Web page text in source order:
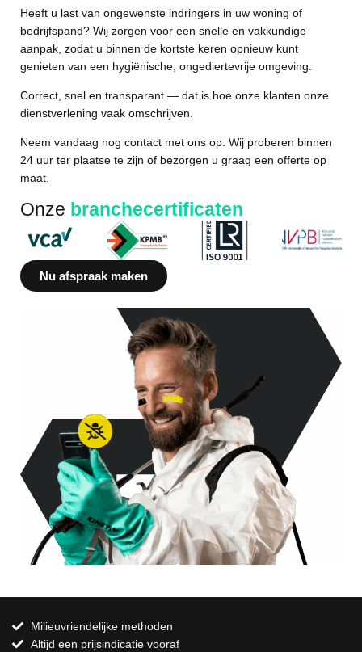
Heeft u last van ongewenste indringers in uw woning of
bedrijfspand? Wij zorgen voor een snelle en vakkundige
aanpak, zodat u binnen de kortste keren opnieuw kunt
genieten van een hygiënische, ongediertevrije omgeving.
Correct, snel en transparant — dat is hoe onze klanten onze
dienstverlening vaak omschrijven.
Neem vandaag nog contact met ons op. Wij proberen binnen
24 uur ter plaatse te zijn of bezorgen u graag een offerte op
maat.
Onze branchecertificaten
Nu afspraak maken
Milieuvriendelijke methoden
Altijd een prijsindicatie vooraf